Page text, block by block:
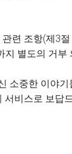
련 조항(제3
지 별도의 거
소중한 이야
서비스로 보답